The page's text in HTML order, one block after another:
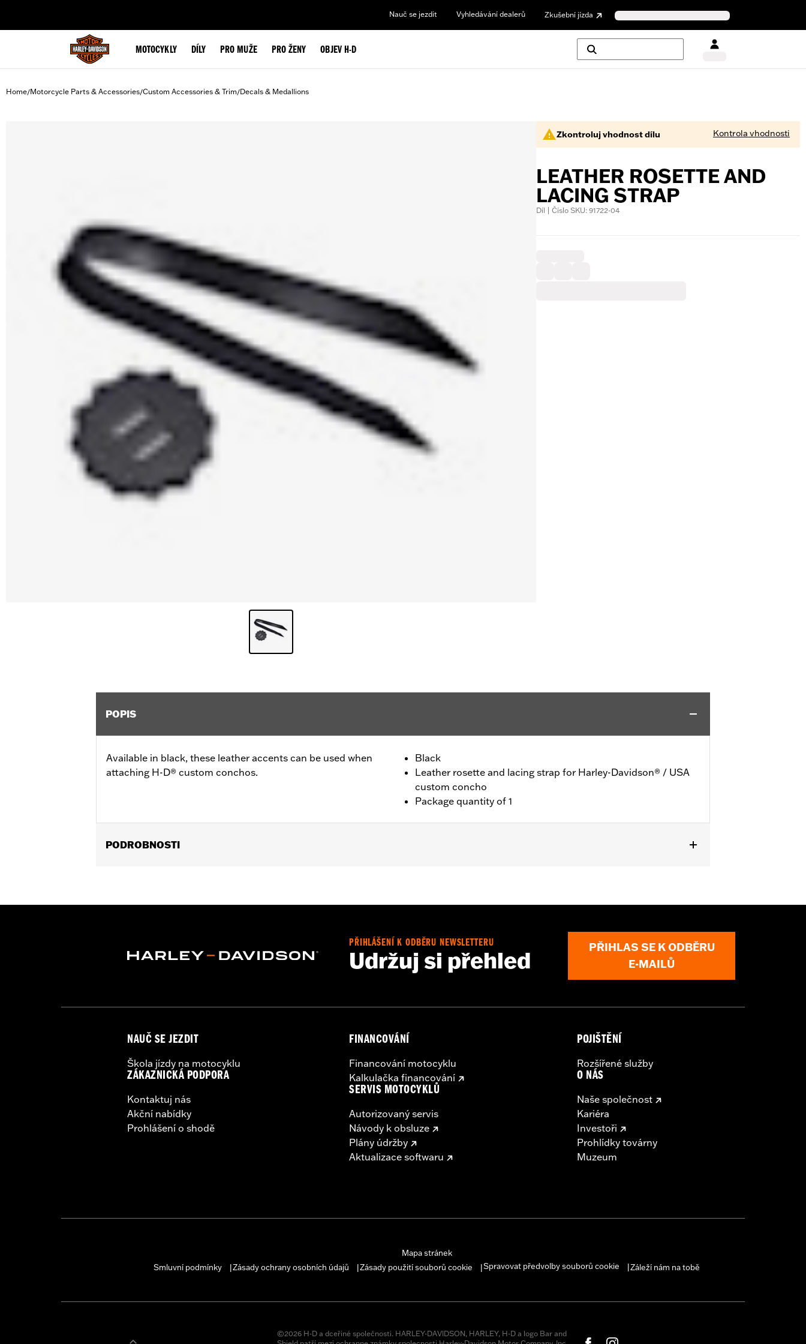
Nauč se jezdit Vyhledávání dealerů Zkušební jízda
MOTOCYKLY DÍLY PRO MUŽE PRO ŽENY OBJEV H-D
Home/Motorcycle Parts & Accessories/Custom Accessories & Trim/Decals & Medallions
Zkontroluj vhodnost dílu Kontrola vhodnosti
LEATHER ROSETTE AND
LACING STRAP
Díl | Číslo SKU: 91722-04
POPIS
Available in black, these leather accents can be used when
attaching H-D® custom conchos.
Black
Leather rosette and lacing strap for Harley-Davidson® / USA
custom concho
Package quantity of 1
PODROBNOSTI
Water Resistant:No
In the Box:1 leather rosette and lacing strap
for full details
PŘIHLÁŠENÍ K ODBĚRU NEWSLETTERU
Udržuj si přehled
PŘIHLAS SE K ODBĚRU
E-MAILŮ
NAUČ SE JEZDIT
Škola jízdy na motocyklu
ZÁKAZNICKÁ PODPORA
Kontaktuj nás
Akční nabídky
Prohlášení o shodě
FINANCOVÁNÍ
Financování motocyklu
Kalkulačka financování
SERVIS MOTOCYKLŮ
Autorizovaný servis
Návody k obsluze
Plány údržby
Aktualizace softwaru
POJIŠTĚNÍ
Rozšířené služby
O NÁS
Naše společnost
Kariéra
Investoři
Prohlídky továrny
Muzeum
Mapa stránek
Smluvní podmínky
Zásady ochrany osobních údajů Zásady použití souborů cookie Spravovat předvolby souborů cookie Záleží nám na tobě
©2026 H-D a dceřiné společnosti. HARLEY-DAVIDSON, HARLEY, H-D a logo Bar and